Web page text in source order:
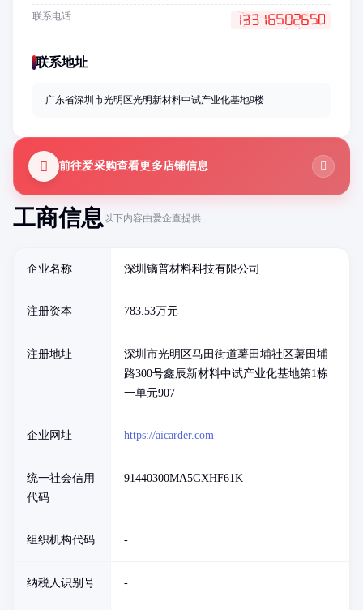
工商信息以下内容由爱企查提供
企业名称 深圳镝普材料科技有限公司
注册资本 783.53万元
注册地址
深圳市光明区马田街道薯田埔社区薯田埔
路300号鑫辰新材料中试产业化基地第1栋
一单元907
企业网址 https://aicarder.com
统一社会信用
代码
91440300MA5GXHF61K
组织机构代码 -
纳税人识别号 -
联系电话
联系地址
广东省深圳市光明区光明新材料中试产业化基地9楼
前往爱采购查看更多店铺信息